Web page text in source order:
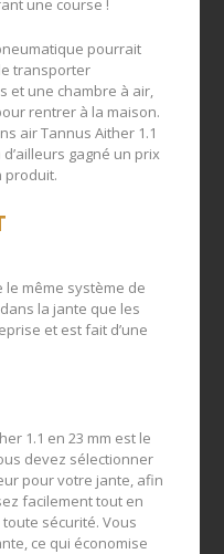
une course !
pourrait
transporter
et une chambre à air,
rentrer à la maison.
air Tannus Aither 1.1
gagné un prix
produit.
le même système de
la jante que les
et est fait d’une
1.1 en 23 mm est le
devez sélectionner
pour votre jante, afin
facilement tout en
sécurité. Vous
ce qui économise